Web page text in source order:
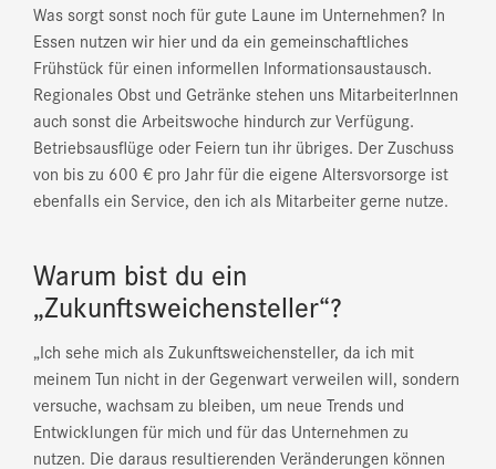
Was sorgt sonst noch für gute Laune im Unternehmen? In
Essen nutzen wir hier und da ein gemeinschaftliches
Frühstück für einen informellen Informationsaustausch.
Regionales Obst und Getränke stehen uns MitarbeiterInnen
auch sonst die Arbeitswoche hindurch zur Verfügung.
Betriebsausflüge oder Feiern tun ihr übriges. Der Zuschuss
von bis zu 600 € pro Jahr für die eigene Altersvorsorge ist
ebenfalls ein Service, den ich als Mitarbeiter gerne nutze.
Warum bist du ein
„Zukunftsweichensteller“?
„Ich sehe mich als Zukunftsweichensteller, da ich mit
meinem Tun nicht in der Gegenwart verweilen will, sondern
versuche, wachsam zu bleiben, um neue Trends und
Entwicklungen für mich und für das Unternehmen zu
nutzen. Die daraus resultierenden Veränderungen können